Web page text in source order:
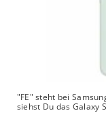
"FE" steht bei
siehst Du das Galaxy